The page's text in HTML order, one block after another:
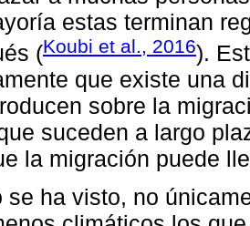
estas terminan
(Koubi et al., 2016).
que existe una
sobre la
suceden a largo
la migración puede
se ha visto, no